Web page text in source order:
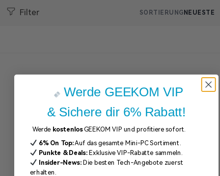
Filter SORTIERUNG NEUESTE
Werde GEEKOM VIP
& Sichere dir 6% Rabatt!
Werde kostenlosGEEKOM VIP und profitiere sofort.
6% On Top:Auf das gesamte Mini-PC Sortiment.
Punkte & Deals:Exklusive VIP-Rabatte sammeln.
Insider-News:Die besten Tech-Angebote zuerst
erhalten.